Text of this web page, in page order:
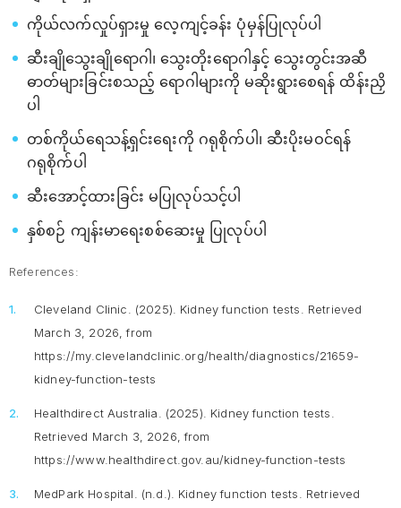
ကိုယ်လက်လှုပ်ရှားမှု လေ့ကျင့်ခန်း ပုံမှန်ပြုလုပ်ပါ
ဆီးချိုသွေးချိုရောဂါ၊ သွေးတိုးရောဂါနှင့် သွေးတွင်းအဆီ
ဓာတ်များခြင်းစသည့် ရောဂါများကို မဆိုးရွားစေရန် ထိန်းညှိ
ပါ
တစ်ကိုယ်ရေသန့်ရှင်းရေးကို ဂရုစိုက်ပါ၊ ဆီးပိုးမဝင်ရန်
ဂရုစိုက်ပါ
ဆီးအောင့်ထားခြင်း မပြုလုပ်သင့်ပါ
နှစ်စဉ် ကျန်းမာရေးစစ်ဆေးမှု ပြုလုပ်ပါ
References:
Cleveland Clinic. (2025). Kidney function tests . Retrieved
March 3, 2026, from
https://my.clevelandclinic.org/health/diagnostics/21659-
kidney-function-tests
Healthdirect Australia. (2025). Kidney function tests
Retrieved March 3, 2026, from
https://www.healthdirect.gov.au/kidney-function-tests
MedPark Hospital. (n.d.). Kidney function tests . Retrieved